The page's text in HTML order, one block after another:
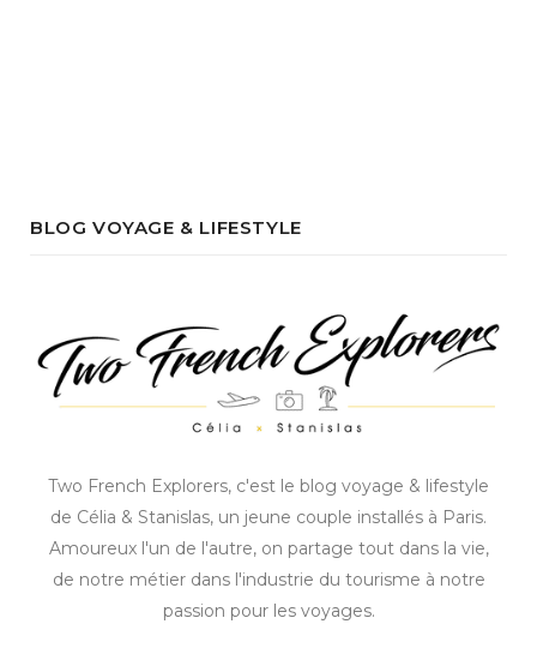
BLOG VOYAGE & LIFESTYLE
Two French Explorers, c'est le blog voyage & lifestyle
de Célia & Stanislas, un jeune couple installés à Paris.
Amoureux l'un de l'autre, on partage tout dans la vie,
de notre métier dans l'industrie du tourisme à notre
passion pour les voyages.